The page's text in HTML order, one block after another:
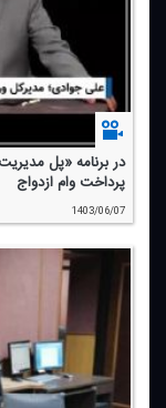
در برنامه «پل
پرداخت وام ازدواج
1403/06/07